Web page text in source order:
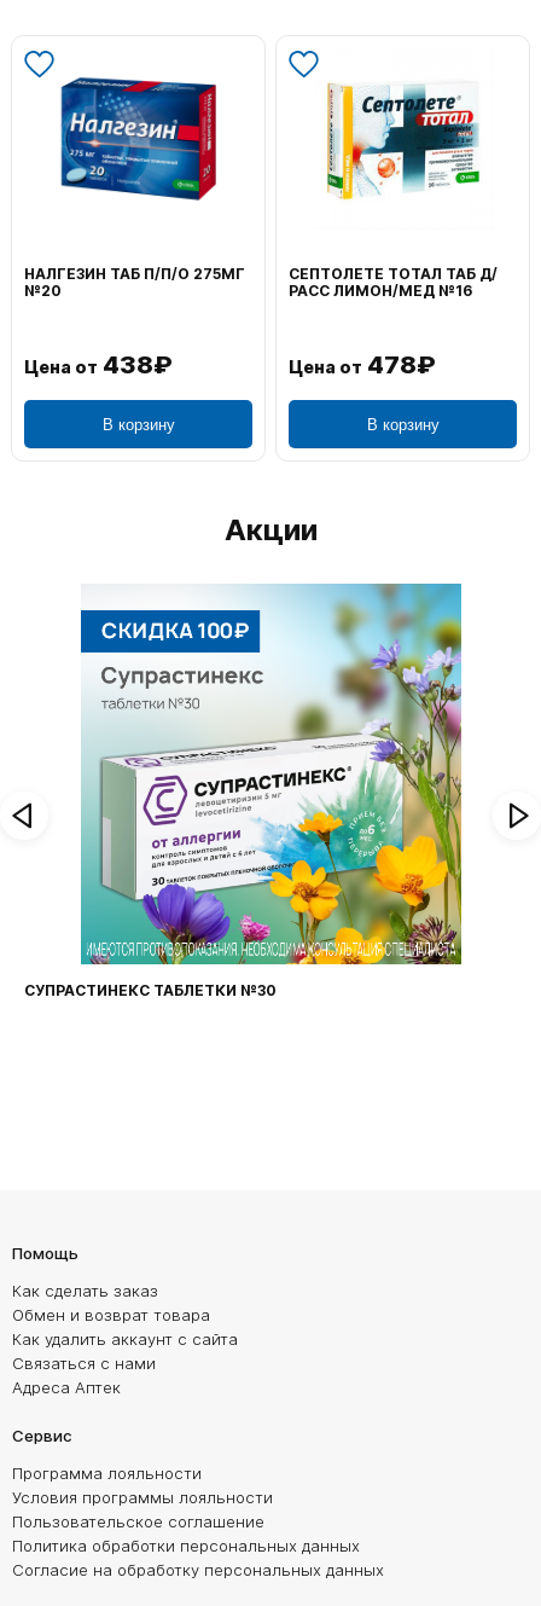
НАЛГЕЗИН ТАБ П/П/О 275МГ
№20
Цена от 438₽
В корзину
СЕПТОЛЕТЕ ТОТАЛ ТАБ Д/
РАСС ЛИМОН/МЕД №16
Цена от 478₽
В корзину
Акции
СУПРАСТИНЕКС ТАБЛЕТКИ №30
Помощь
Как сделать заказ
Обмен и возврат товара
Как удалить аккаунт с сайта
Связаться с нами
Адреса Аптек
Сервис
Программа лояльности
Условия программы лояльности
Пользовательское соглашение
Политика обработки персональных данных
Согласие на обработку персональных данных